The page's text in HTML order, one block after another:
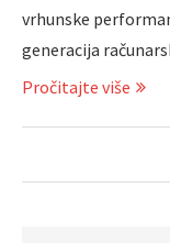
vrhunske
generacija
Pročitajte više